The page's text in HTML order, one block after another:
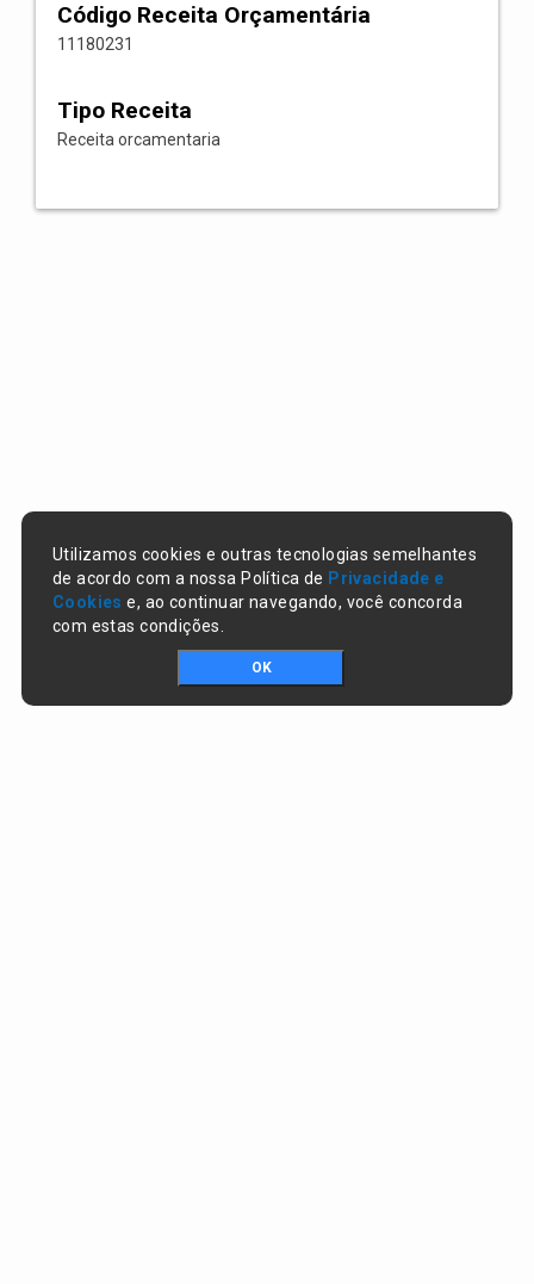
Código Receita Orçamentária
11180231
Tipo Receita
Receita orcamentaria
Utilizamos cookies e outras tecnologias semelhantes
de acordo com a nossa Política de Privacidade e
Cookies e, ao continuar navegando, você concorda
com estas condições.
OK